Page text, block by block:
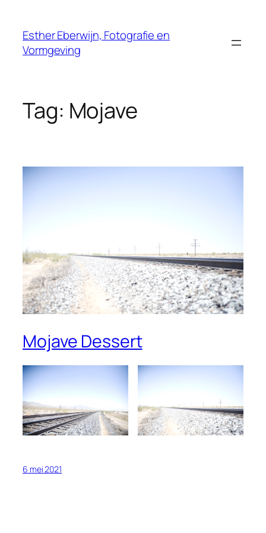
inhoud
Esther Eberwijn, Fotografie en
Vormgeving
Tag: Mojave
Mojave Dessert
6 mei 2021